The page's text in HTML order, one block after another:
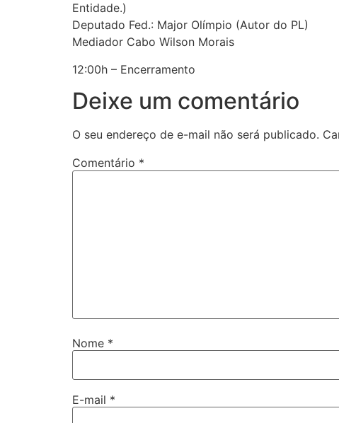
Entidade.)
Deputado Fed.: Major Olímpio (Autor do PL)
Mediador Cabo Wilson Morais
12:00h – Encerramento
Deixe um comentário
O seu endereço de e-mail não será publicado.
Comentário *
Nome *
E-mail *